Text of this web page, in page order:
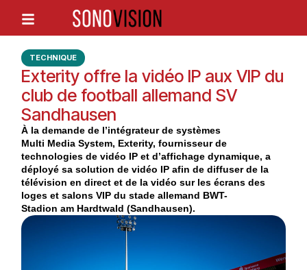
TECHNIQUE
Exterity offre la vidéo IP aux VIP du
club de football allemand SV
Sandhausen
À la demande de l’intégrateur de systèmes
Multi Media System, Exterity, fournisseur de
technologies de vidéo IP et d’affichage dynamique, a
déployé sa solution de vidéo IP afin de diffuser de la
télévision en direct et de la vidéo sur les écrans des
loges et salons VIP du stade allemand BWT-
Stadion am Hardtwald (Sandhausen).